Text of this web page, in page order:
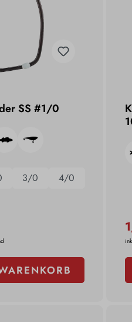
SS #1/0
3/0
4/0